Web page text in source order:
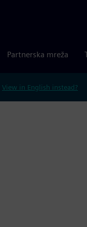
Partnerska mreža
View in English instead?